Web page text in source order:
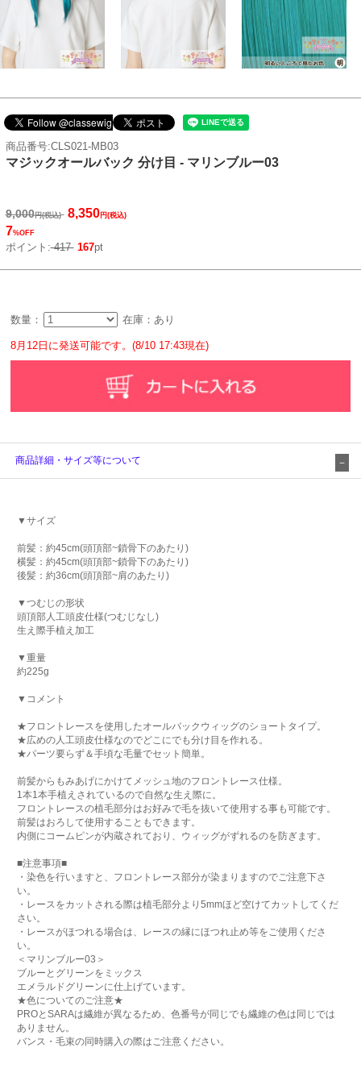
商品番号:CLS021-MB03
マジックオールバック 分け目 - マリンブルー03
9,000円(税込) 8,350円(税込)
7%OFF
ポイント:417 167pt
数量： 在庫：あり
8月12日に発送可能です。(8/10 17:43現在)
商品詳細・サイズ等について
▼サイズ
前髪：約45cm(頭頂部~鎖骨下のあたり)
横髪：約45cm(頭頂部~鎖骨下のあたり)
後髪：約36cm(頭頂部~肩のあたり)
▼つむじの形状
頭頂部人工頭皮仕様(つむじなし)
生え際手植え加工
▼重量
約225g
▼コメント
★フロントレースを使用したオールバックウィッグのショートタイプ。
★広めの人工頭皮仕様なのでどこにでも分け目を作れる。
★パーツ要らず＆手頃な毛量でセット簡単。
前髪からもみあげにかけてメッシュ地のフロントレース仕様。
1本1本手植えされているので自然な生え際に。
フロントレースの植毛部分はお好みで毛を抜いて使用する事も可能です。
前髪はおろして使用することもできます。
内側にコームピンが内蔵されており、ウィッグがずれるのを防ぎます。
■注意事項■
・染色を行いますと、フロントレース部分が染まりますのでご注意下さ
い。
・レースをカットされる際は植毛部分より5mmほど空けてカットしてくだ
さい。
・レースがほつれる場合は、レースの縁にほつれ止め等をご使用くださ
い。
＜マリンブルー03＞
ブルーとグリーンをミックス
エメラルドグリーンに仕上げています。
★色についてのご注意★
PROとSARAは繊維が異なるため、色番号が同じでも繊維の色は同じでは
ありません。
バンス・毛束の同時購入の際はご注意ください。